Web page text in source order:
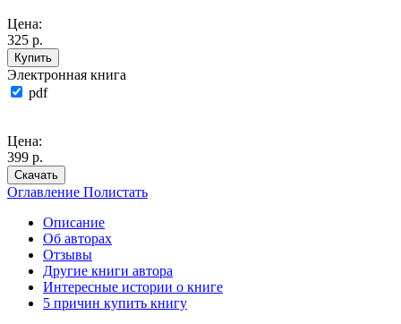
Цена:
325 р.
Купить
Электронная книга
pdf
Цена:
399 р.
Скачать
Оглавление Полистать
Описание
Об авторах
Отзывы
Другие книги автора
Интересные истории о книге
5 причин купить книгу